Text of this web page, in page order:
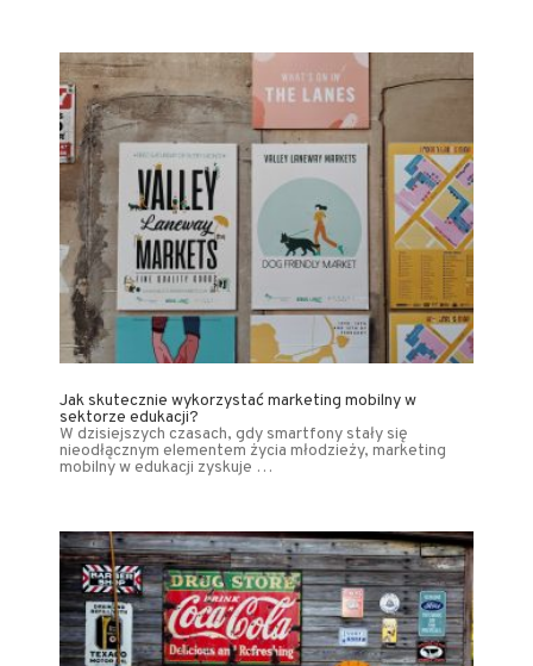
Jak skutecznie wykorzystać marketing mobilny w
sektorze edukacji?
W dzisiejszych czasach, gdy smartfony stały się
nieodłącznym elementem życia młodzieży, marketing
mobilny w edukacji zyskuje …